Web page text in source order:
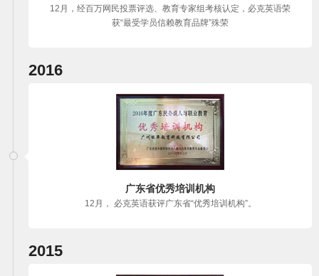
12月，经百万网民投票评选、教育专家组考核认定，必克英语荣
获“最受学员信赖教育品牌”殊荣
2016
广东省优秀培训机构
12月， 必克英语获评广东省“优秀培训机构”。
2015